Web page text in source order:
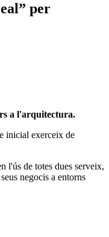
per
a l'arquitectura.
inicial exerceix de
l'ús de totes dues serveix,
negocis a entorns